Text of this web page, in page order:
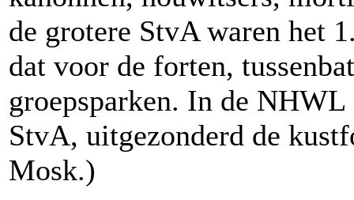
de grotere StvA waren het
dat voor de forten,
groepsparken. In de NHWL
StvA, uitgezonderd de
Mosk.)